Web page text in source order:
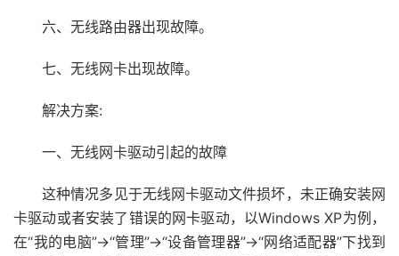
六、无线路由器出现故障。
七、无线网卡出现故障。
解决方案:
一、无线网卡驱动引起的故障
这种情况多见于无线网卡驱动文件损坏，未正确安装网
卡驱动或者安装了错误的网卡驱动，以Windows XP为例，
在“我的电脑”→“管理”→“设备管理器”→“网络适配器”下找到